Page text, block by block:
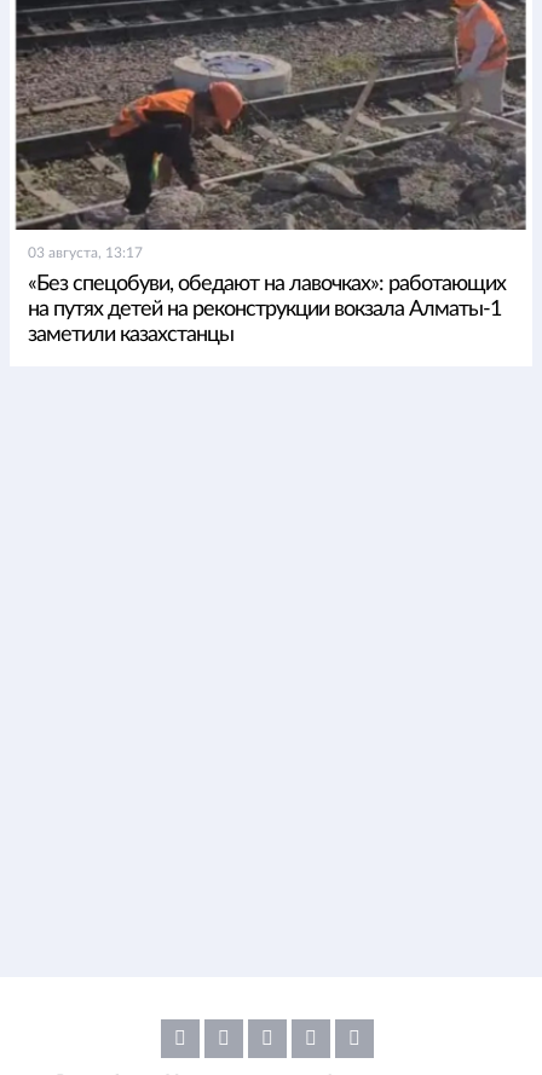
03 августа, 13:17
«Без спецобуви, обедают на лавочках»: работающих
на путях детей на реконструкции вокзала Алматы-1
заметили казахстанцы